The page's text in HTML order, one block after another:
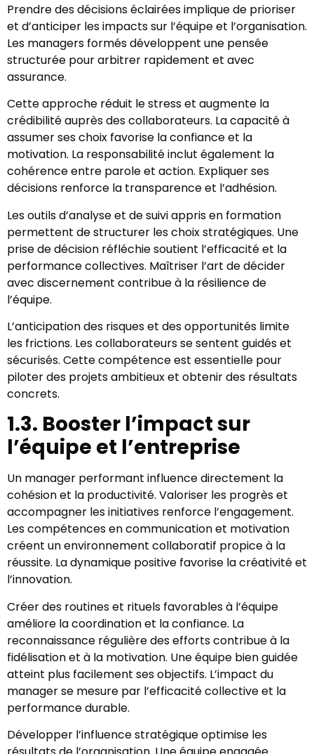
Prendre des décisions éclairées implique de prioriser
et d’anticiper les impacts sur l’équipe et l’organisation.
Les managers formés développent une pensée
structurée pour arbitrer rapidement et avec
assurance.
Cette approche réduit le stress et augmente la
crédibilité auprès des collaborateurs. La capacité à
assumer ses choix favorise la confiance et la
motivation. La responsabilité inclut également la
cohérence entre parole et action. Expliquer ses
décisions renforce la transparence et l’adhésion.
Les outils d’analyse et de suivi appris en formation
permettent de structurer les choix stratégiques. Une
prise de décision réfléchie soutient l’efficacité et la
performance collectives. Maîtriser l’art de décider
avec discernement contribue à la résilience de
l’équipe.
L’anticipation des risques et des opportunités limite
les frictions. Les collaborateurs se sentent guidés et
sécurisés. Cette compétence est essentielle pour
piloter des projets ambitieux et obtenir des résultats
concrets.
1.3. Booster l’impact sur
l’équipe et l’entreprise
Un manager performant influence directement la
cohésion et la productivité. Valoriser les progrès et
accompagner les initiatives renforce l’engagement.
Les compétences en communication et motivation
créent un environnement collaboratif propice à la
réussite. La dynamique positive favorise la créativité et
l’innovation.
Créer des routines et rituels favorables à l’équipe
améliore la coordination et la confiance. La
reconnaissance régulière des efforts contribue à la
fidélisation et à la motivation. Une équipe bien guidée
atteint plus facilement ses objectifs. L’impact du
manager se mesure par l’efficacité collective et la
performance durable.
Développer l’influence stratégique optimise les